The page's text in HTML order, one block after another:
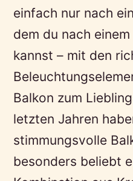
einfach nur nach
dem du nach
kannst – mit den
Balkon zum
letzten Jahren
stimmungsvolle
besonders beliebt